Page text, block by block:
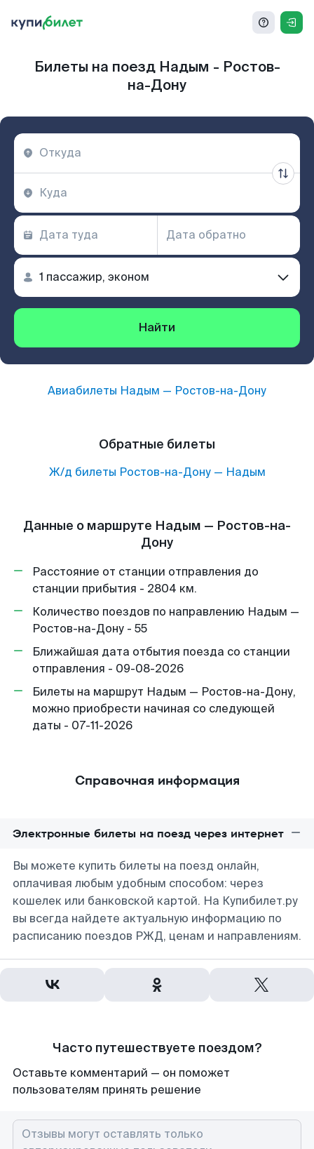
Билеты на поезд Надым - Ростов-
на-Дону
Найти
Авиабилеты Надым — Ростов-на-Дону
Обратные билеты
Ж/д билеты Ростов-на-Дону— Надым
Данные о маршруте Надым — Ростов-на-
Дону
Расстояние от станции отправления до
станции прибытия - 2804 км.
Количество поездов по направлению Надым —
Ростов-на-Дону - 55
Ближайшая дата отбытия поезда со станции
отправления - 09-08-2026
Билеты на маршрут Надым — Ростов-на-Дону,
можно приобрести начиная со следующей
даты - 07-11-2026
Справочная информация
Электронные билеты на поезд через интернет
Вы можете купить билеты на поезд онлайн,
оплачивая любым удобным способом: через
кошелек или банковской картой. На Купибилет.ру
вы всегда найдете актуальную информацию по
расписанию поездов РЖД, ценам и направлениям.
Часто путешествуете поездом?
Оставьте комментарий — он поможет
пользователям принять решение